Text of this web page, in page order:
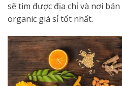
sẽ tim được địa chỉ và nơi bán
organic giá sỉtốt nhất.